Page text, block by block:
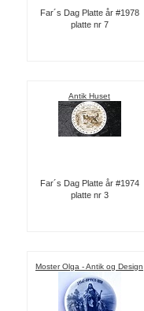
Far´s Dag Platte år #1978
platte nr 7
Antik Huset
Far´s Dag Platte år #1974
platte nr 3
Moster Olga - Antik og Design